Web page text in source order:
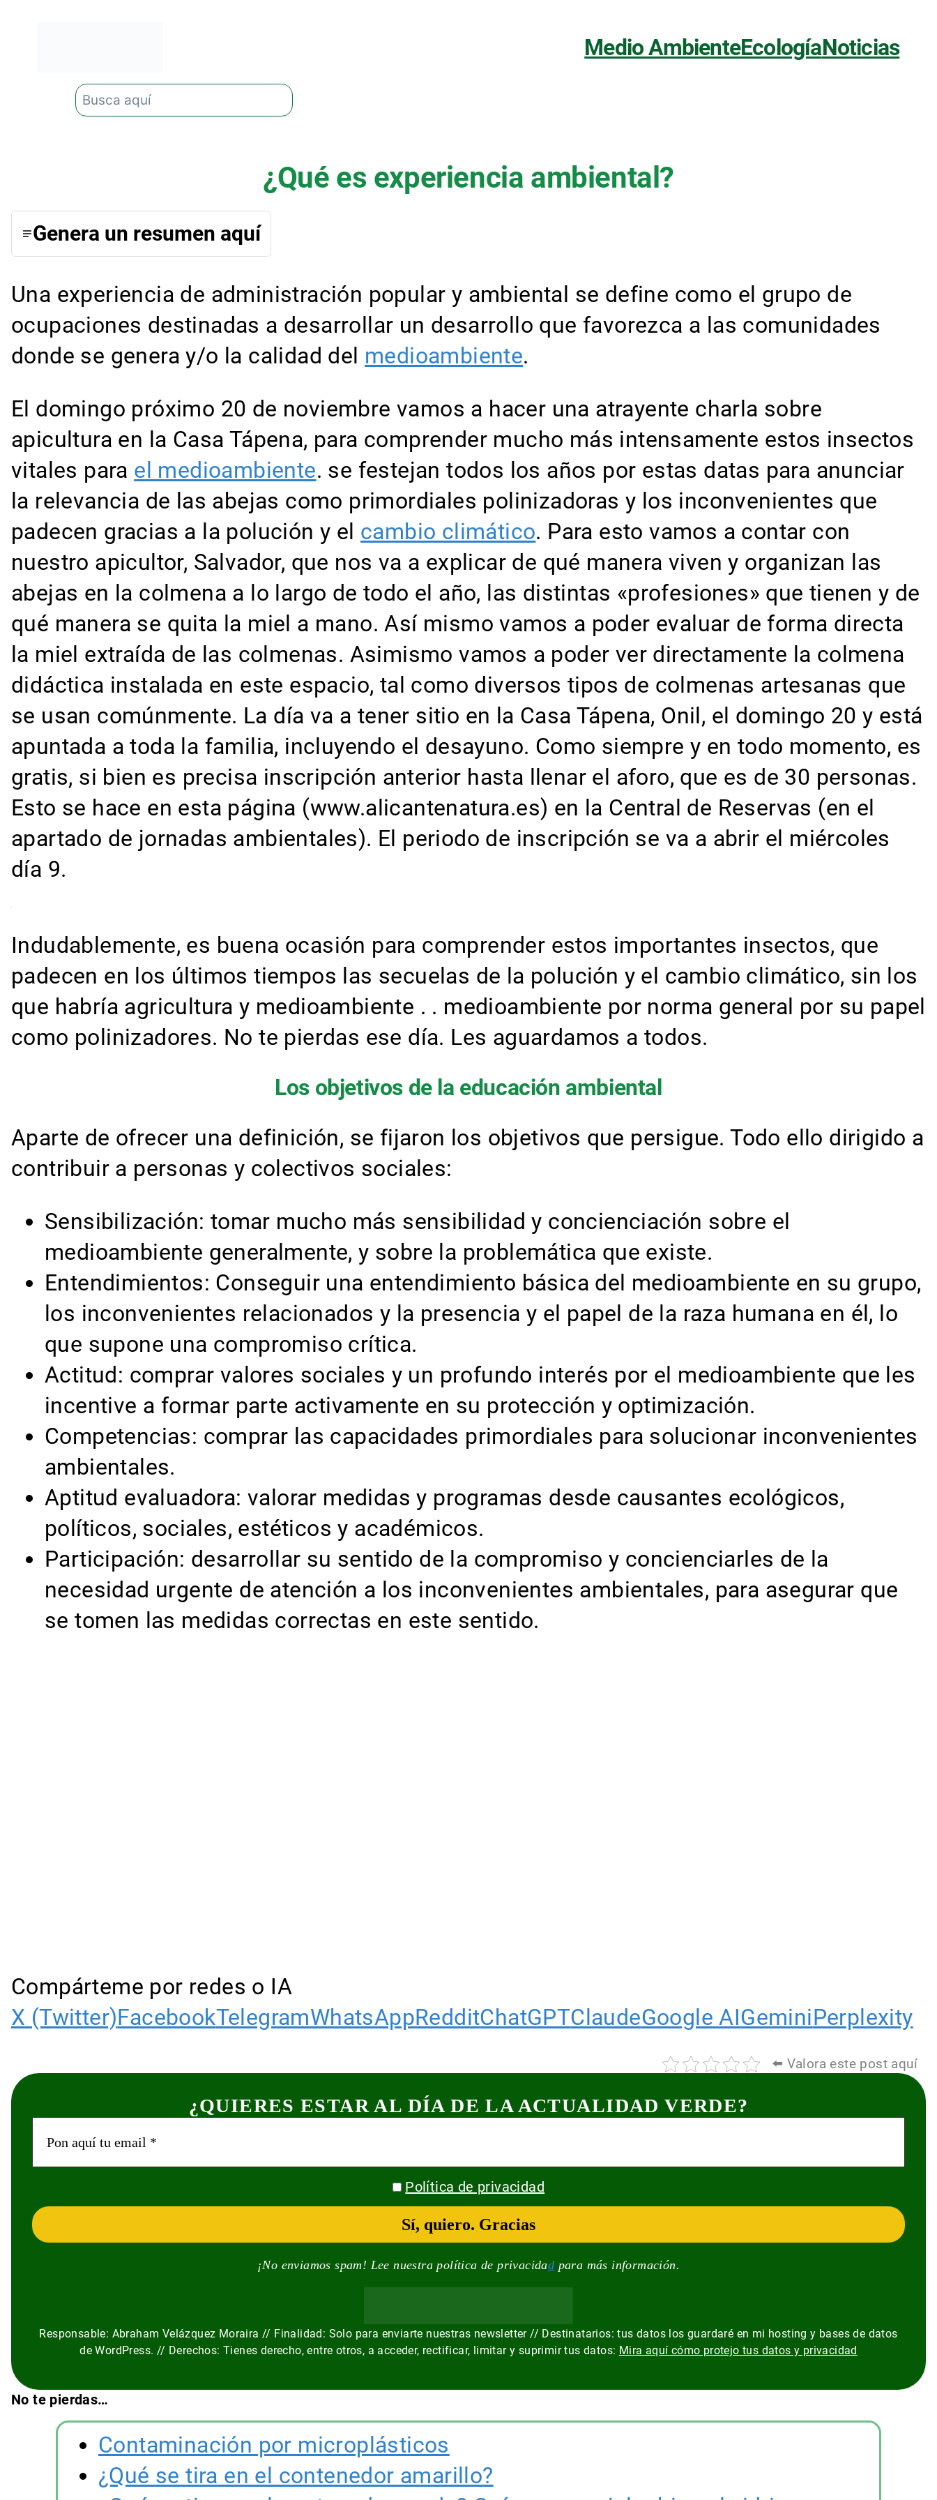
Medio AmbienteEcologíaNoticias
Buscar
¿Qué es experiencia ambiental?
Genera un resumen aquí
Una experiencia de administración popular y ambiental se define como el grupo de
ocupaciones destinadas a desarrollar un desarrollo que favorezca a las comunidades
donde se genera y/o la calidad del medioambiente.
El domingo próximo 20 de noviembre vamos a hacer una atrayente charla sobre
apicultura en la Casa Tápena, para comprender mucho más intensamente estos insectos
vitales para el medioambiente. se festejan todos los años por estas datas para anunciar
la relevancia de las abejas como primordiales polinizadoras y los inconvenientes que
padecen gracias a la polución y el cambio climático. Para esto vamos a contar con
nuestro apicultor, Salvador, que nos va a explicar de qué manera viven y organizan las
abejas en la colmena a lo largo de todo el año, las distintas «profesiones» que tienen y de
qué manera se quita la miel a mano. Así mismo vamos a poder evaluar de forma directa
la miel extraída de las colmenas. Asimismo vamos a poder ver directamente la colmena
didáctica instalada en este espacio, tal como diversos tipos de colmenas artesanas que
se usan comúnmente. La día va a tener sitio en la Casa Tápena, Onil, el domingo 20 y está
apuntada a toda la familia, incluyendo el desayuno. Como siempre y en todo momento, es
gratis, si bien es precisa inscripción anterior hasta llenar el aforo, que es de 30 personas.
Esto se hace en esta página (www.alicantenatura.es) en la Central de Reservas (en el
apartado de jornadas ambientales). El periodo de inscripción se va a abrir el miércoles
día 9.
Indudablemente, es buena ocasión para comprender estos importantes insectos, que
padecen en los últimos tiempos las secuelas de la polución y el cambio climático, sin los
que habría agricultura y medioambiente . . medioambiente por norma general por su papel
como polinizadores. No te pierdas ese día. Les aguardamos a todos.
Los objetivos de la educación ambiental
Aparte de ofrecer una definición, se fijaron los objetivos que persigue. Todo ello dirigido a
contribuir a personas y colectivos sociales:
Sensibilización: tomar mucho más sensibilidad y concienciación sobre el
medioambiente generalmente, y sobre la problemática que existe.
Entendimientos: Conseguir una entendimiento básica del medioambiente en su grupo,
los inconvenientes relacionados y la presencia y el papel de la raza humana en él, lo
que supone una compromiso crítica.
Actitud: comprar valores sociales y un profundo interés por el medioambiente que les
incentive a formar parte activamente en su protección y optimización.
Competencias: comprar las capacidades primordiales para solucionar inconvenientes
ambientales.
Aptitud evaluadora: valorar medidas y programas desde causantes ecológicos,
políticos, sociales, estéticos y académicos.
Participación: desarrollar su sentido de la compromiso y concienciarles de la
necesidad urgente de atención a los inconvenientes ambientales, para asegurar que
se tomen las medidas correctas en este sentido.
Compárteme por redes o IA
X (Twitter)FacebookTelegramWhatsAppRedditChatGPTClaudeGoogle AIGeminiPerplexity
⬅️ Valora este post aquí
¿QUIERES ESTAR AL DÍA DE LA ACTUALIDAD VERDE?
Política de privacidad
¡No enviamos spam! Lee nuestra política de privacidad para más información.
Responsable: Abraham Velázquez Moraira // Finalidad: Solo para enviarte nuestras newsletter // Destinatarios: tus datos los guardaré en mi hosting y bases de datos
de WordPress. // Derechos: Tienes derecho, entre otros, a acceder, rectificar, limitar y suprimir tus datos: Mira aquí cómo protejo tus datos y privacidad
No te pierdas…
Contaminación por microplásticos
¿Qué se tira en el contenedor amarillo?